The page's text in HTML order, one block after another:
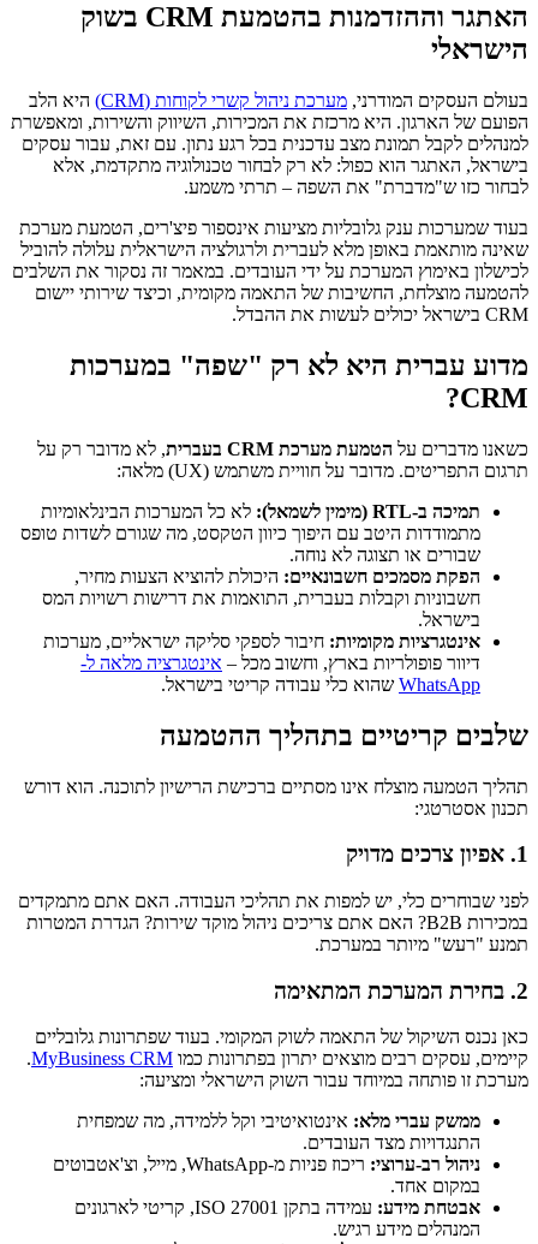
האתגר וההזדמנות בהטמעת CRM בשוק
הישראלי
בעולם העסקים המודרני, מערכת ניהול קשרי לקוחות (CRM)
היא הלב
הפועם של הארגון. היא מרכזת את המכירות, השיווק והשירות, ומאפשרת
למנהלים לקבל תמונת מצב עדכנית בכל רגע נתון. עם זאת, עבור עסקים
בישראל, האתגר הוא כפול: לא רק לבחור טכנולוגיה מתקדמת, אלא
לבחור כזו ש"מדברת" את השפה – תרתי משמע.
בעוד שמערכות ענק גלובליות מציעות אינספור פיצ'רים, הטמעת מערכת
שאינה מותאמת באופן מלא לעברית ולרגולציה הישראלית עלולה להוביל
לכישלון באימוץ המערכת על ידי העובדים. במאמר זה נסקור את השלבים
להטמעה מוצלחת, החשיבות של התאמה מקומית, וכיצד שירותי יישום
CRM בישראל יכולים לעשות את ההבדל.
מדוע עברית היא לא רק "שפה" במערכות
CRM?
כשאנו מדברים על הטמעת מערכת CRM בעברית
, לא מדובר רק על
תרגום התפריטים. מדובר על חוויית משתמש (UX) מלאה:
תמיכה ב-RTL (מימין לשמאל):
לא כל המערכות הבינלאומיות
מתמודדות היטב עם היפוך כיוון הטקסט, מה שגורם לשדות טופס
שבורים או תצוגה לא נוחה.
הפקת מסמכים חשבונאיים: היכולת להוציא הצעות מחיר,
חשבוניות וקבלות בעברית, התואמות את דרישות רשויות המס
בישראל.
אינטגרציות מקומיות: חיבור לספקי סליקה ישראליים, מערכות
דיוור פופולריות בארץ, וחשוב מכל – אינטגרציה מלאה ל-
WhatsApp שהוא כלי עבודה קריטי בישראל.
שלבים קריטיים בתהליך ההטמעה
תהליך הטמעה מוצלח אינו מסתיים ברכישת הרישיון לתוכנה. הוא דורש
תכנון אסטרטגי:
1. אפיון צרכים מדויק
לפני שבוחרים כלי, יש למפות את תהליכי העבודה. האם אתם מתמקדים
במכירות B2B? האם אתם צריכים ניהול מוקד שירות? הגדרת המטרות
תמנע "רעש" מיותר במערכת.
2. בחירת המערכת המתאימה
כאן נכנס השיקול של התאמה לשוק המקומי. בעוד שפתרונות גלובליים
קיימים, עסקים רבים מוצאים יתרון בפתרונות כמו MyBusiness CRM
.
מערכת זו פותחה במיוחד עבור השוק הישראלי ומציעה:
ממשק עברי מלא: אינטואיטיבי וקל ללמידה, מה שמפחית
התנגדויות מצד העובדים.
ניהול רב-ערוצי:
ריכוז פניות מ-WhatsApp, מייל, וצ'אטבוטים
במקום אחד.
אבטחת מידע:
עמידה בתקן ISO 27001, קריטי לארגונים
המנהלים מידע רגיש.